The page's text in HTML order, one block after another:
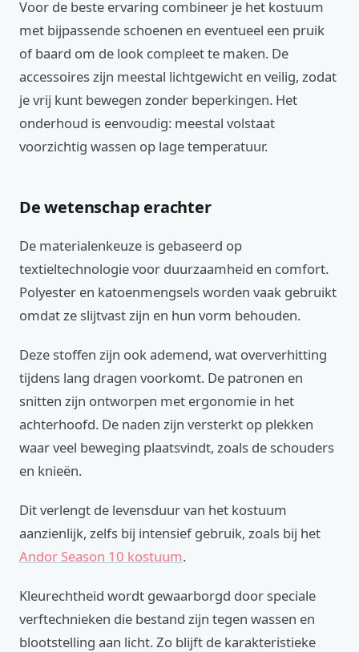
Voor de beste ervaring combineer je het kostuum
met bijpassende schoenen en eventueel een pruik
of baard om de look compleet te maken. De
accessoires zijn meestal lichtgewicht en veilig, zodat
je vrij kunt bewegen zonder beperkingen. Het
onderhoud is eenvoudig: meestal volstaat
voorzichtig wassen op lage temperatuur.
De wetenschap erachter
De materialenkeuze is gebaseerd op
textieltechnologie voor duurzaamheid en comfort.
Polyester en katoenmengsels worden vaak gebruikt
omdat ze slijtvast zijn en hun vorm behouden.
Deze stoffen zijn ook ademend, wat oververhitting
tijdens lang dragen voorkomt. De patronen en
snitten zijn ontworpen met ergonomie in het
achterhoofd. De naden zijn versterkt op plekken
waar veel beweging plaatsvindt, zoals de schouders
en knieën.
Dit verlengt de levensduur van het kostuum
aanzienlijk, zelfs bij intensief gebruik, zoals bij het
Andor Season 10 kostuum.
Kleurechtheid wordt gewaarborgd door speciale
verftechnieken die bestand zijn tegen wassen en
blootstelling aan licht. Zo blijft de karakteristieke